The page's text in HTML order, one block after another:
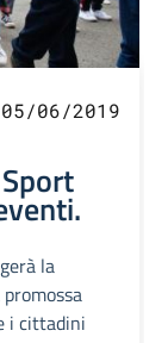
05/06/2019
la
i cittadini